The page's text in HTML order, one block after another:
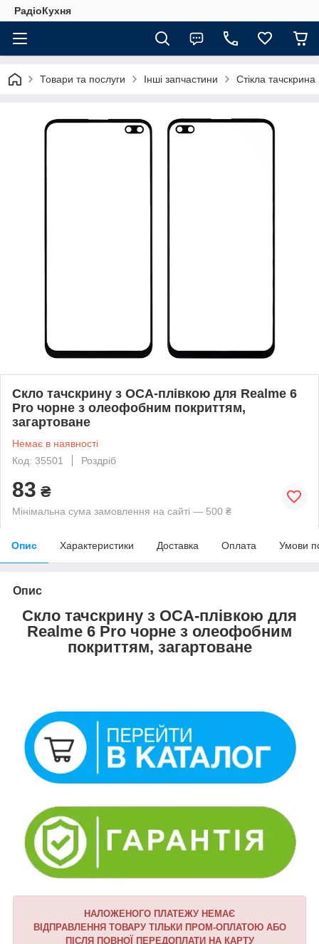
РадіоКухня
Товари та послуги Інші запчастини Стікла тачскрина
Скло тачскрину з OCA-плівкою для Realme 6
Pro чорне з олеофобним покриттям,
загартоване
Немає в наявності
Код: 35501
Роздріб
83 ₴
Мінімальна сума замовлення на сайті — 500 ₴
Опис Характеристики Доставка Оплата Умови
Опис
Скло тачскрину з OCA-плівкою для
Realme 6 Pro чорне з олеофобним
покриттям, загартоване
НАЛОЖЕНОГО ПЛАТЕЖУ НЕМАЄ
ВІДПРАВЛЕННЯ ТОВАРУ ТІЛЬКИ ПРОМ-ОПЛАТОЮ АБО
ПІСЛЯ ПОВНОЇ ПЕРЕДОПЛАТИ НА КАРТУ